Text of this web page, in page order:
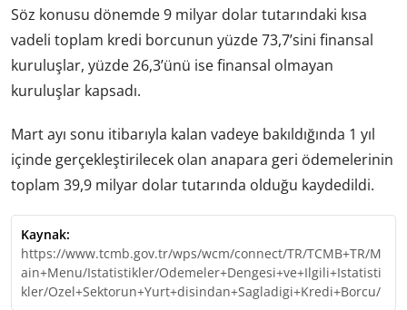
Söz konusu dönemde 9 milyar dolar tutarındaki kısa
vadeli toplam kredi borcunun yüzde 73,7’sini finansal
kuruluşlar, yüzde 26,3’ünü ise finansal olmayan
kuruluşlar kapsadı.
Mart ayı sonu itibarıyla kalan vadeye bakıldığında 1 yıl
içinde gerçekleştirilecek olan anapara geri ödemelerinin
toplam 39,9 milyar dolar tutarında olduğu kaydedildi.
Kaynak:
https://www.tcmb.gov.tr/wps/wcm/connect/TR/TCMB+TR/M
ain+Menu/Istatistikler/Odemeler+Dengesi+ve+Ilgili+Istatisti
kler/Ozel+Sektorun+Yurt+disindan+Sagladigi+Kredi+Borcu/